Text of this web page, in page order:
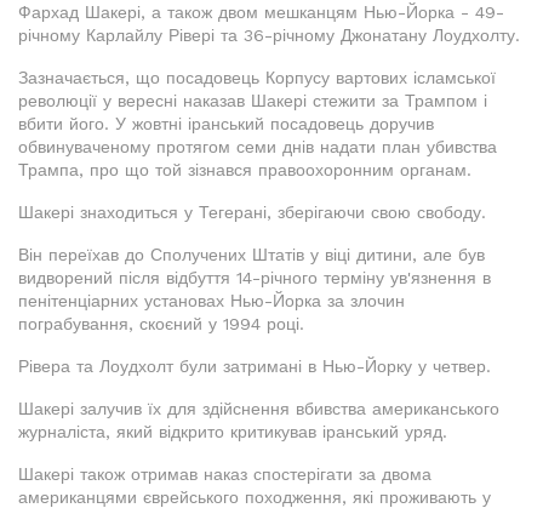
Фархад Шакері, а також двом мешканцям Нью-Йорка - 49-
річному Карлайлу Рівері та 36-річному Джонатану Лоудхолту.
Зазначається, що посадовець Корпусу вартових ісламської
революції у вересні наказав Шакері стежити за Трампом і
вбити його. У жовтні іранський посадовець доручив
обвинуваченому протягом семи днів надати план убивства
Трампа, про що той зізнався правоохоронним органам.
Шакері знаходиться у Тегерані, зберігаючи свою свободу.
Він переїхав до Сполучених Штатів у віці дитини, але був
видворений після відбуття 14-річного терміну ув'язнення в
пенітенціарних установах Нью-Йорка за злочин
пограбування, скоєний у 1994 році.
Рівера та Лоудхолт були затримані в Нью-Йорку у четвер.
Шакері залучив їх для здійснення вбивства американського
журналіста, який відкрито критикував іранський уряд.
Шакері також отримав наказ спостерігати за двома
американцями єврейського походження, які проживають у